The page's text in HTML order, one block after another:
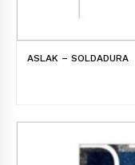
ASLAK – SOLDADURA